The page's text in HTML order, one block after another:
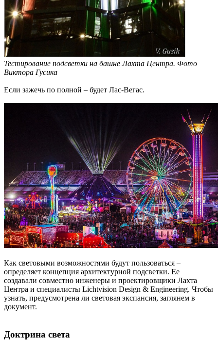
Тестирование подсветки на башне Лахта Центра. Фото
Виктора Гусика
Если зажечь по полной – будет Лас-Вегас.
Как световыми возможностями будут пользоваться –
определяет концепция архитектурной подсветки. Ее
создавали совместно инженеры и проектировщики Лахта
Центра и специалисты Lichtvision Design & Engineering. Чтобы
узнать, предусмотрена ли световая экспансия, заглянем в
документ.
Доктрина света